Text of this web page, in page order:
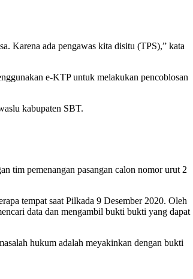
Karena ada pengawas kita disitu (TPS),” kata
e-KTP untuk melakukan pencoblosan
kabupaten SBT.
tim pemenangan pasangan calon nomor urut 2
tempat saat Pilkada 9 Desember 2020. Oleh
data dan mengambil bukti bukti yang dapat
hukum adalah meyakinkan dengan bukti